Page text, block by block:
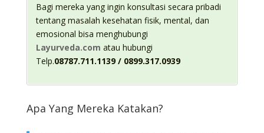
Bagi mereka yang ingin konsultasi secara pribadi
tentang masalah kesehatan fisik, mental, dan
emosional bisa menghubungi
Layurveda.com atau hubungi
Telp.08787.711.1139 / 0899.317.0939
Apa Yang Mereka Katakan?